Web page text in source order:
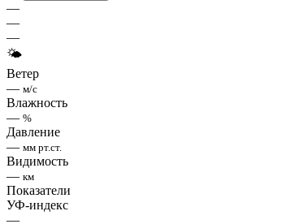
—
—
—
🌤
Ветер
— м/с
Влажность
— %
Давление
— мм рт.ст.
Видимость
— км
Показатели
УФ-индекс
—